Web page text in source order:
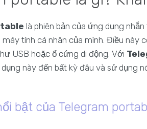
là phiên bản của ứng dụng
máy tính cá nhân của mình. Điều
USB hoặc ổ cứng di động. Với
này đến bất kỳ đâu và sử dụng
bật của Telegram